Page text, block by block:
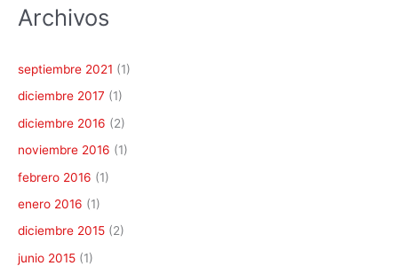
Archivos
septiembre 2021 (1)
diciembre 2017 (1)
diciembre 2016 (2)
noviembre 2016 (1)
febrero 2016 (1)
enero 2016 (1)
diciembre 2015 (2)
junio 2015 (1)